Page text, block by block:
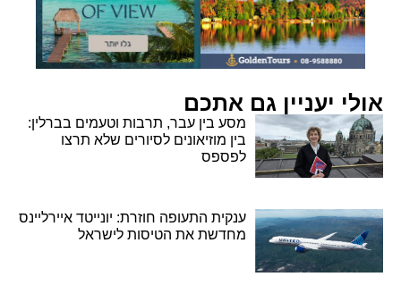
אולי יעניין גם אתכם
מסע בין עבר, תרבות וטעמים בברלין:
בין מוזיאונים לסיורים שלא תרצו
לפספס
ענקית התעופה חוזרת: יונייטד איירליינס
מחדשת את הטיסות לישראל